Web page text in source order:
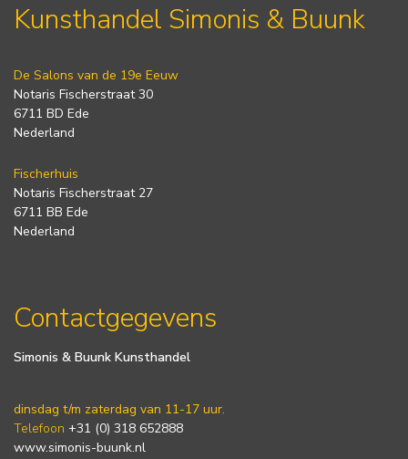
Kunsthandel Simonis & Buunk
De Salons van de 19e Eeuw
Notaris Fischerstraat 30
6711 BD Ede
Nederland
Fischerhuis
Notaris Fischerstraat 27
6711 BB Ede
Nederland
Contactgegevens
Simonis & Buunk Kunsthandel
dinsdag t/m zaterdag van 11-17 uur.
Telefoon +31 (0) 318 652888
www.simonis-buunk.nl